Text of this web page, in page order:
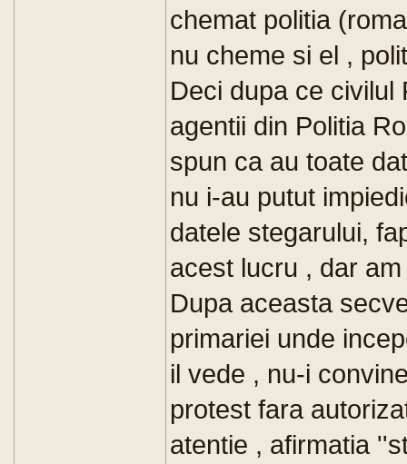
chemat politia
nu cheme si el ,
Deci dupa ce civilul
agentii din Politia
spun ca au toate
nu i-au putut
datele stegarului,
acest lucru , dar
Dupa aceasta
primariei unde
il vede , nu-i
protest fara
atentie , afirmatia